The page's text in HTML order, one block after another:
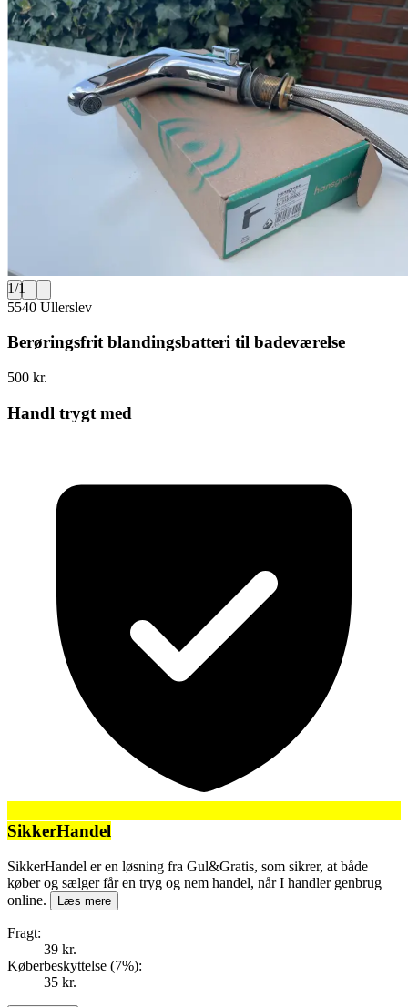
1/1
5540 Ullerslev
Berøringsfrit blandingsbatteri til badeværelse
500 kr.
Handl trygt med
SikkerHandel
SikkerHandel er en løsning fra Gul&Gratis, som sikrer, at både
køber og sælger får en tryg og nem handel, når I handler genbrug
online.
Læs mere
Fragt:
39 kr.
Køberbeskyttelse (7%):
35 kr.